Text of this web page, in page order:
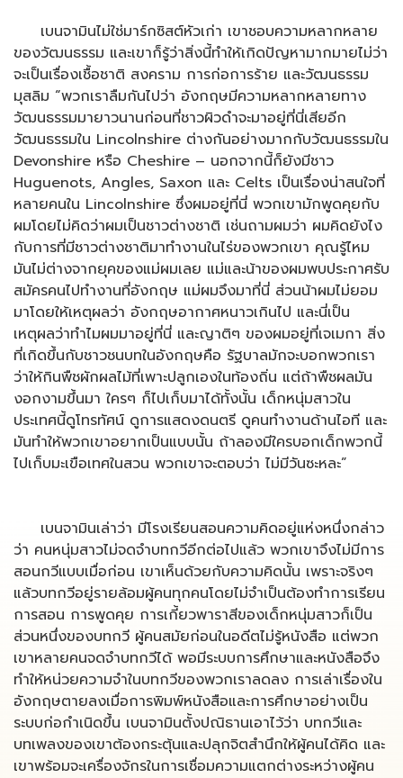
เบนจามินไม่ใช่มาร์กซิสต์หัวเก่า เขาชอบความหลากหลาย
ของวัฒนธรรม และเขาก็รู้ว่าสิ่งนี้ทำให้เกิดปัญหามากมายไม่ว่า
จะเป็นเรื่องเชื้อชาติ สงคราม การก่อการร้าย และวัฒนธรรม
มุสลิม “พวกเราลืมกันไปว่า อังกฤษมีความหลากหลายทาง
วัฒนธรรมมายาวนานก่อนที่ชาวผิวดำจะมาอยู่ที่นี่เสียอีก
วัฒนธรรมใน Lincolnshire ต่างกันอย่างมากกับวัฒนธรรมใน
Devonshire หรือ Cheshire – นอกจากนี้ก็ยังมีชาว
Huguenots, Angles, Saxon และ Celts เป็นเรื่องน่าสนใจที่
หลายคนใน Lincolnshire ซึ่งผมอยู่ที่นี่ พวกเขามักพูดคุยกับ
ผมโดยไม่คิดว่าผมเป็นชาวต่างชาติ เช่นถามผมว่า ผมคิดยังไง
กับการที่มีชาวต่างชาติมาทำงานในไร่ของพวกเขา คุณรู้ไหม
มันไม่ต่างจากยุคของแม่ผมเลย แม่และน้าของผมพบประกาศรับ
สมัครคนไปทำงานที่อังกฤษ แม่ผมจึงมาที่นี่ ส่วนน้าผมไม่ยอม
มาโดยให้เหตุผลว่า อังกฤษอากาศหนาวเกินไป และนี่เป็น
เหตุผลว่าทำไมผมมาอยู่ที่นี่ และญาติๆ ของผมอยู่ที่เจเมกา สิ่ง
ที่เกิดขึ้นกับชาวชนบทในอังกฤษคือ รัฐบาลมักจะบอกพวกเรา
ว่าให้กินพืชผักผลไม้ที่เพาะปลูกเองในท้องถิ่น แต่ถ้าพืชผลมัน
งอกงามขึ้นมา ใครๆ ก็ไปเก็บมาได้ทั้งนั้น เด็กหนุ่มสาวใน
ประเทศนี้ดูโทรทัศน์ ดูการแสดงดนตรี ดูคนทำงานด้านไอที และ
มันทำให้พวกเขาอยากเป็นแบบนั้น ถ้าลองมีใครบอกเด็กพวกนี้
ไปเก็บมะเขือเทศในสวน พวกเขาจะตอบว่า ไม่มีวันซะหละ”
เบนจามินเล่าว่า มีโรงเรียนสอนความคิดอยู่แห่งหนึ่งกล่าว
ว่า คนหนุ่มสาวไม่จดจำบทกวีอีกต่อไปแล้ว พวกเขาจึงไม่มีการ
สอนกวีแบบเมื่อก่อน เขาเห็นด้วยกับความคิดนั้น เพราะจริงๆ
แล้วบทกวีอยู่รายล้อมผู้คนทุกคนโดยไม่จำเป็นต้องทำการเรียน
การสอน การพูดคุย การเกี้ยวพาราสีของเด็กหนุ่มสาวก็เป็น
ส่วนหนึ่งของบทกวี ผู้คนสมัยก่อนในอดีตไม่รู้หนังสือ แต่พวก
เขาหลายคนจดจำบทกวีได้ พอมีระบบการศึกษาและหนังสือจึง
ทำให้หน่วยความจำในบทกวีของพวกเราลดลง การเล่าเรื่องใน
อังกฤษตายลงเมื่อการพิมพ์หนังสือและการศึกษาอย่างเป็น
ระบบก่อกำเนิดขึ้น เบนจามินตั้งปณิธานเอาไว้ว่า บทกวีและ
บทเพลงของเขาต้องกระตุ้นและปลุกจิตสำนึกให้ผู้คนได้คิด และ
เขาพร้อมจะเครื่องจักรในการเชื่อมความแตกต่างระหว่างผู้คน